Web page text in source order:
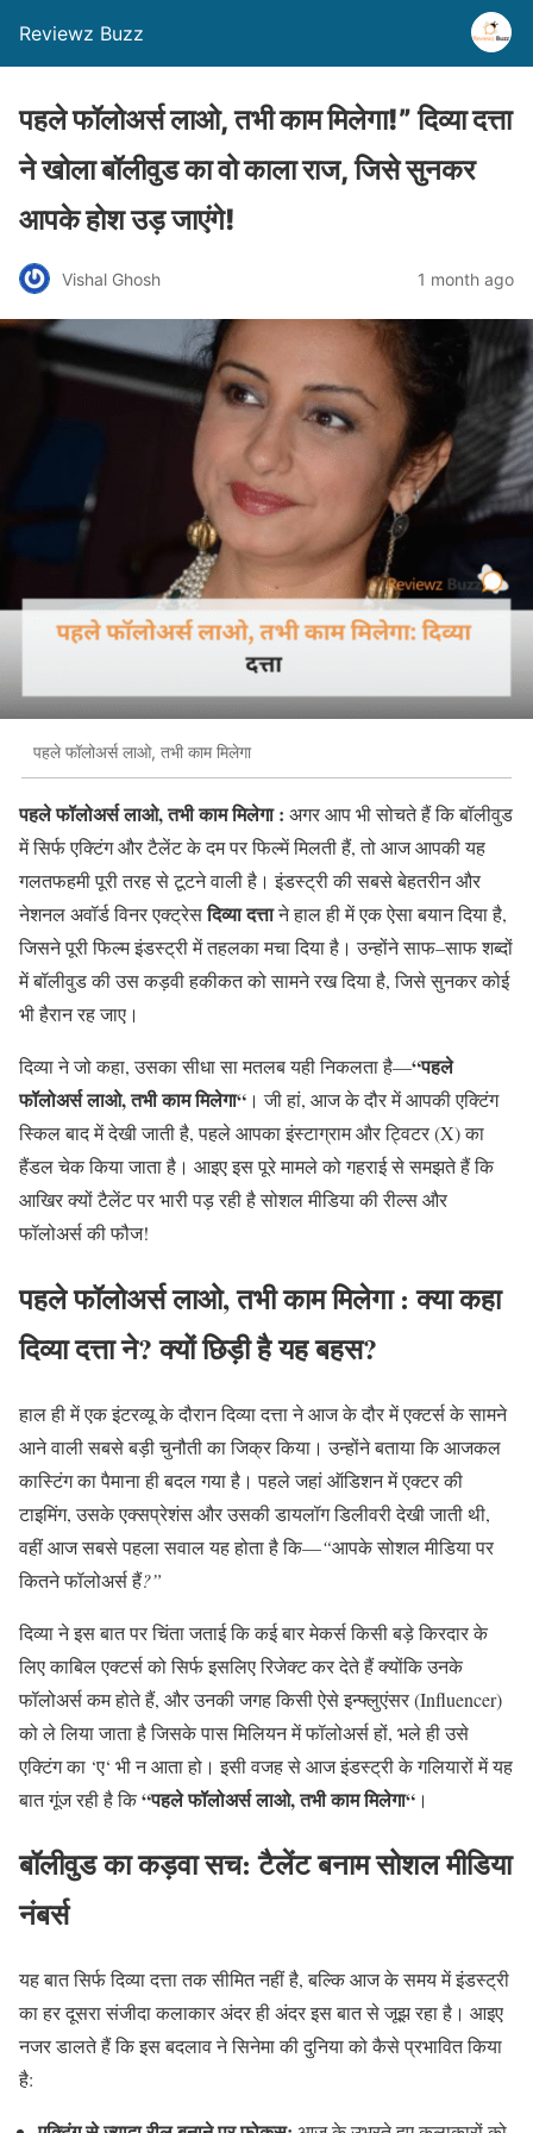
Reviewz Buzz
पहले फॉलोअर्स लाओ, तभी काम मिलेगा!” दिव्या दत्ता
ने खोला बॉलीवुड का वो काला राज, जिसे सुनकर
आपके होश उड़ जाएंगे!
Vishal Ghosh 1 month ago
पहले फॉलोअर्स लाओ, तभी काम मिलेगा
पहले फॉलोअर्स लाओ, तभी काम मिलेगा : अगर आप भी सोचते हैं कि बॉलीवुड
में सिर्फ एक्टिंग और टैलेंट के दम पर फिल्में मिलती हैं,तो आज आपकी यह
गलतफहमी पूरी तरह से टूटने वाली है। इंडस्ट्री की सबसे बेहतरीन और
नेशनल अवॉर्ड विनर एक्ट्रेसदिव्यादत्ताने हाल ही में एक ऐसा बयान दिया है,
जिसने पूरी फिल्म इंडस्ट्री में तहलका मचा दिया है। उन्होंने साफ–साफ शब्दों
में बॉलीवुड की उस कड़वी हकीकत को सामने रख दिया है,जिसे सुनकर कोई
भी हैरान रह जाए।
दिव्या ने जो कहा,उसका सीधा सा मतलब यही निकलता है—“पहले
फॉलोअर्सलाओ,तभीकाममिलेगा“ । जी हां, आज के दौर में आपकी एक्टिंग
स्किल बाद में देखी जाती है,पहले आपका इंस्टाग्राम और ट्विटर(X)का
हैंडल चेक किया जाता है। आइए इस पूरे मामले को गहराई से समझते हैं कि
आखिर क्यों टैलेंट पर भारी पड़ रही है सोशल मीडिया की रील्स और
फॉलोअर्स की फौज!
पहले फॉलोअर्स लाओ, तभी काम मिलेगा : क्याकहा
दिव्यादत्ताने?क्योंछिड़ीहैयहबहस?
हाल ही में एक इंटरव्यू के दौरान दिव्या दत्ता ने आज के दौर में एक्टर्स के सामने
आने वाली सबसे बड़ी चुनौती का जिक्र किया। उन्होंने बताया कि आजकल
कास्टिंग का पैमाना ही बदल गया है। पहले जहां ऑडिशन में एक्टर की
टाइमिंग,उसके एक्सप्रेशंस और उसकी डायलॉग डिलीवरी देखी जाती थी,
वहीं आज सबसे पहला सवाल यह होता है कि—“आपकेसोशलमीडियापर
कितनेफॉलोअर्सहैं?”
दिव्या ने इस बात पर चिंता जताई कि कई बार मेकर्स किसी बड़े किरदार के
लिए काबिल एक्टर्स को सिर्फ इसलिए रिजेक्ट कर देते हैं क्योंकि उनके
फॉलोअर्स कम होते हैं, और उनकी जगह किसी ऐसे इन्फ्लुएंसर(Influencer)
को ले लिया जाता है जिसके पास मिलियन में फॉलोअर्स हों, भले ही उसे
एक्टिंग का ‘ए‘ भी न आता हो। इसी वजह से आज इंडस्ट्री के गलियारों में यह
बात गूंज रही है कि“पहलेफॉलोअर्सलाओ,तभीकाममिलेगा“ ।
बॉलीवुडकाकड़वासच:टैलेंटबनामसोशलमीडिया
नंबर्स
यह बात सिर्फ दिव्या दत्ता तक सीमित नहीं है,बल्कि आज के समय में इंडस्ट्री
का हर दूसरा संजीदा कलाकार अंदर ही अंदर इस बात से जूझ रहा है। आइए
नजर डालते हैं कि इस बदलाव ने सिनेमा की दुनिया को कैसे प्रभावित किया
है: